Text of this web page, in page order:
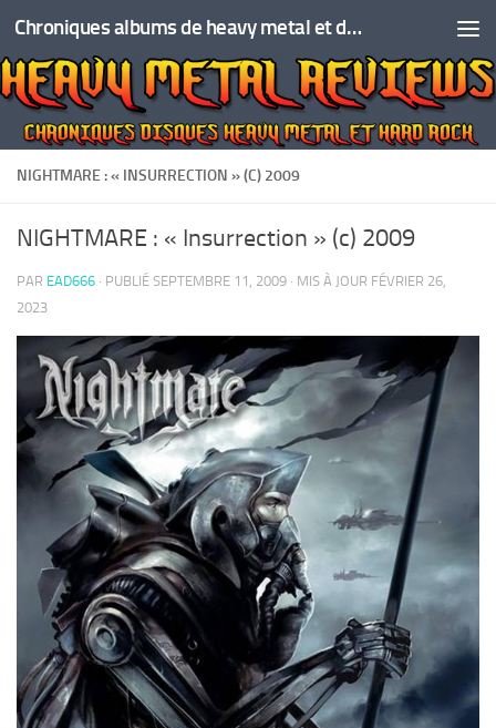
Skip to content Chroniques albums de heavy metal et de hard rock
NIGHTMARE : « INSURRECTION » (C) 2009
NIGHTMARE : « Insurrection » (c) 2009
PAR EAD666 · PUBLIÉ SEPTEMBRE 11, 2009 · MIS À JOUR FÉVRIER 26,
2023